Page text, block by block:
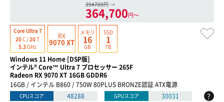
394700円 →
364,700円〜
Core Ultra 7
20C /20T
5.3GHz
RX
9070 XT
メモリ
16
GB
SSD
1
TB
Windows 11 Home [DSP版]
インテル® Core™ Ultra 7 プロセッサー 265F
Radeon RX 9070 XT 16GB GDDR6
16GB / インテル B860 / 750W 80PLUS BRONZE認証 ATX電源
CPUスコア 48288 GPUスコア 30031 ?